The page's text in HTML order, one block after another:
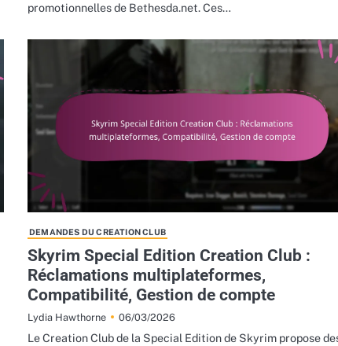
promotionnelles de Bethesda.net. Ces…
DEMANDES DU CREATION CLUB
Skyrim Special Edition Creation Club :
Réclamations multiplateformes,
Compatibilité, Gestion de compte
Lydia Hawthorne 06/03/2026
Le Creation Club de la Special Edition de Skyrim propose